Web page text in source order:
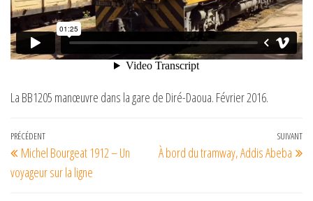
La BB1205 manœuvre dans la gare de Diré-Daoua. Février 2016.
Navigation
de
l’article
Article
précédent
PRÉCÉDENT
Michel Bourgeat 1912 – Un
voyageur sur la ligne
SUIVANT
À bord du tramway, Addis Abeba